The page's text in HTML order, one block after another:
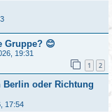
Gruppe? 😊
19:31
1 2
Berlin oder Richtung
17:54